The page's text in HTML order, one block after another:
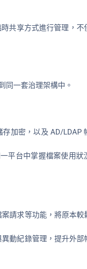
共享方式進行管理，不
同一套治理架構中。
加密，以及 AD/LDAP
平台中掌握檔案使用狀
請求等功能，將原本較
動紀錄管理，提升外部